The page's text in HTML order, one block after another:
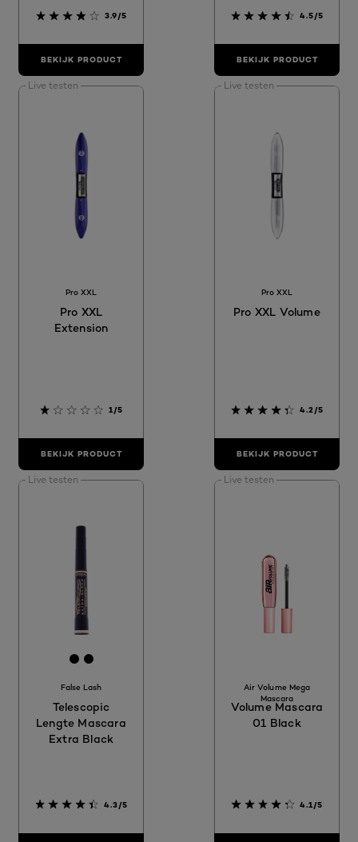
3.9/5
BEKIJK PRODUCT
4.5/5
BEKIJK PRODUCT
Live testen
Pro XXL
Pro XXL
Extension
1/5
BEKIJK PRODUCT
Live testen
Pro XXL
Pro XXL Volume
4.2/5
BEKIJK PRODUCT
Live testen
[Color]: #000000
[Color]: #000000
False Lash
Telescopic
Lengte Mascara
Extra Black
4.3/5
Live testen
Air Volume Mega
Mascara
Volume Mascara
01 Black
4.1/5